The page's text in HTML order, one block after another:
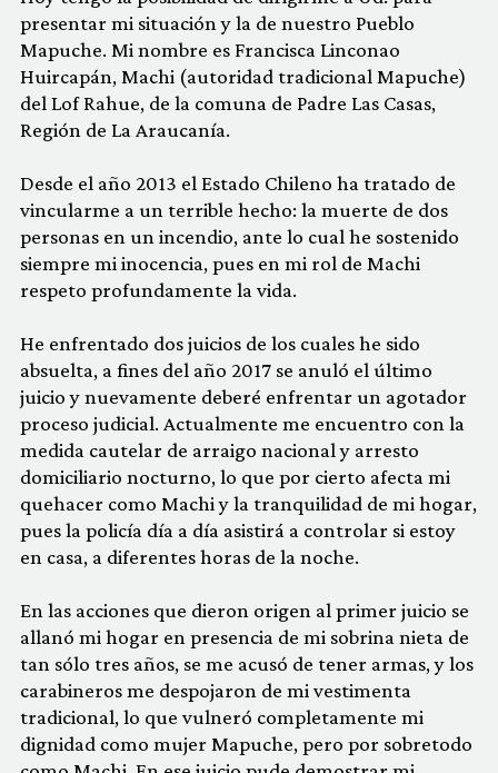
presentar mi situación y la de nuestro Pueblo
Mapuche. Mi nombre es Francisca Linconao
Huircapán, Machi (autoridad tradicional Mapuche)
del Lof Rahue, de la comuna de Padre Las Casas,
Región de La Araucanía.
Desde el año 2013 el Estado Chileno ha tratado de
vincularme a un terrible hecho: la muerte de dos
personas en un incendio, ante lo cual he sostenido
siempre mi inocencia, pues en mi rol de Machi
respeto profundamente la vida.
He enfrentado dos juicios de los cuales he sido
absuelta, a fines del año 2017 se anuló el último
juicio y nuevamente deberé enfrentar un agotador
proceso judicial. Actualmente me encuentro con la
medida cautelar de arraigo nacional y arresto
domiciliario nocturno, lo que por cierto afecta mi
quehacer como Machi y la tranquilidad de mi hogar,
pues la policía día a día asistirá a controlar si estoy
en casa, a diferentes horas de la noche.
En las acciones que dieron origen al primer juicio se
allanó mi hogar en presencia de mi sobrina nieta de
tan sólo tres años, se me acusó de tener armas, y los
carabineros me despojaron de mi vestimenta
tradicional, lo que vulneró completamente mi
dignidad como mujer Mapuche, pero por sobretodo